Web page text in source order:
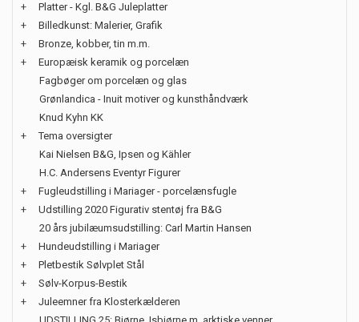
+
Platter - Kgl. B&G Juleplatter
+
Billedkunst: Malerier, Grafik
+
Bronze, kobber, tin m.m.
+
Europæisk keramik og porcelæn
Fagbøger om porcelæn og glas
Grønlandica - Inuit motiver og kunsthåndværk
Knud Kyhn KK
+
Tema oversigter
Kai Nielsen B&G, Ipsen og Kähler
H.C. Andersens Eventyr Figurer
+
Fugleudstilling i Mariager - porcelænsfugle
+
Udstilling 2020 Figurativ stentøj fra B&G
20 års jubilæumsudstilling: Carl Martin Hansen
+
Hundeudstilling i Mariager
+
Pletbestik Sølvplet Stål
+
Sølv-Korpus-Bestik
+
Juleemner fra Klosterkælderen